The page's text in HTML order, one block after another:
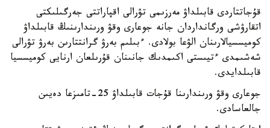
قۇجاتتاردى قابىلداۋ مەرزىمى تۋرالى اقپاراتتى جەرگىلىكتى
اتقارۋشى ورگانداردان جانە جوعارى وقۋ ورىندارىنىڭ قابىلداۋ
كوميسسيالارىنان الۋعا بولادى. ءبىلىم بەرۋ گرانتتارىن بەرۋ تۋرالى
شەشىمدى ءتيىستى اكىمدىك جانىنان قۇرىلعان ارنايى كوميسسيا
قابىلدايدى.
جوعارى وقۋ ورىندارىنا قۇجات قابىلداۋ 25-تامىزعا دەيىن
جالعاسادى.